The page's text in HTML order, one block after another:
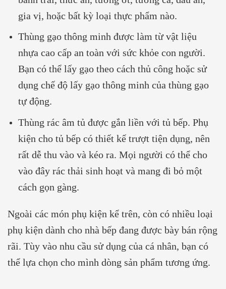
gia vị, hoặc bất kỳ loại thực phẩm nào.
Thùng gạo thông minh được làm từ vật liệu
nhựa cao cấp an toàn với sức khỏe con người.
Bạn có thể lấy gạo theo cách thủ công hoặc sử
dụng chế độ lấy gạo thông minh của thùng gạo
tự động.
Thùng rác âm tủ được gắn liền với tủ bếp. Phụ
kiện cho tủ bếp có thiết kế trượt tiện dụng, nên
rất dễ thu vào và kéo ra. Mọi người có thể cho
vào đây rác thải sinh hoạt và mang đi bỏ một
cách gọn gàng.
Ngoài các món phụ kiện kể trên, còn có nhiều loại
phụ kiện dành cho nhà bếp đang được bày bán rộng
rãi. Tùy vào nhu cầu sử dụng của cá nhân, bạn có
thể lựa chọn cho mình dòng sản phẩm tương ứng.